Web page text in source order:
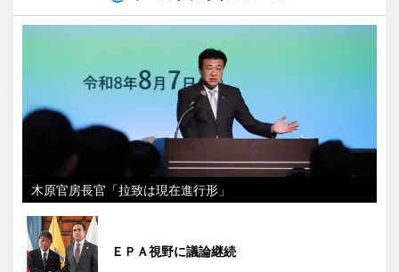
木原官房長官「拉致は現在進行形」
ＥＰＡ視野に議論継続